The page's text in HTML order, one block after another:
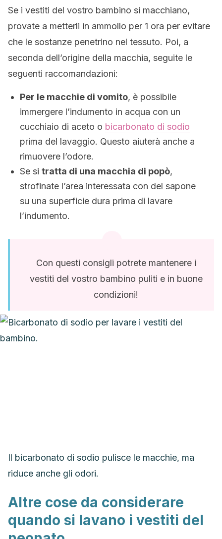
Se i vestiti del vostro bambino si macchiano,
provate a metterli in ammollo per 1 ora per evitare
che le sostanze penetrino nel tessuto. Poi, a
seconda dell’origine della macchia, seguite le
seguenti raccomandazioni:
Per le macchie di vomito, è possibile
immergere l’indumento in acqua con un
cucchiaio di aceto o bicarbonato di sodio
prima del lavaggio. Questo aiuterà anche a
rimuovere l’odore.
Se si tratta di una macchia di popò,
strofinate l’area interessata con del sapone
su una superficie dura prima di lavare
l’indumento.
Con questi consigli potrete mantenere i
vestiti del vostro bambino puliti e in buone
condizioni!
Il bicarbonato di sodio pulisce le macchie, ma
riduce anche gli odori.
Altre cose da considerare
quando si lavano i vestiti del